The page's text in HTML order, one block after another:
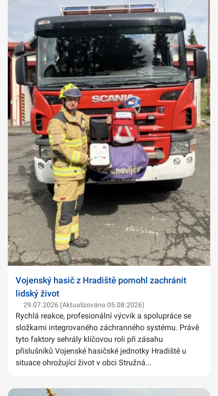
Vojenský hasič z Hradiště pomohl zachránit
lidský život
29.07.2026 (Aktualizováno 05.08.2026)
Rychlá reakce, profesionální výcvik a spolupráce se
složkami integrovaného záchranného systému. Právě
tyto faktory sehrály klíčovou roli při zásahu
příslušníků Vojenské hasičské jednotky Hradiště u
situace ohrožující život v obci Stružná...